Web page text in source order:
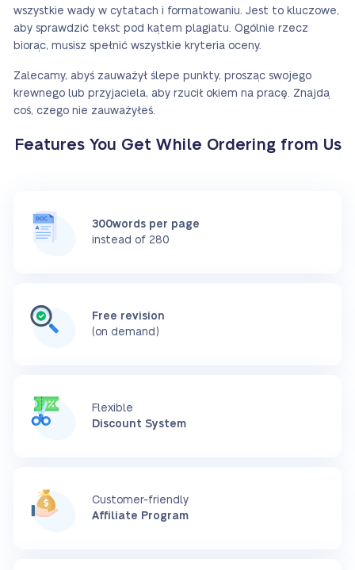
wszystkie wady w cytatach i formatowaniu. Jest to kluczowe,
aby sprawdzić tekst pod kątem plagiatu. Ogólnie rzecz
biorąc, musisz spełnić wszystkie kryteria oceny.
Zalecamy, abyś zauważył ślepe punkty, prosząc swojego
krewnego lub przyjaciela, aby rzucił okiem na pracę. Znajdą
coś, czego nie zauważyłeś.
Features You Get While Ordering from Us
300words per page
instead of 280
Free revision
(on demand)
Flexible
Discount System
Customer-friendly
Affiliate Program